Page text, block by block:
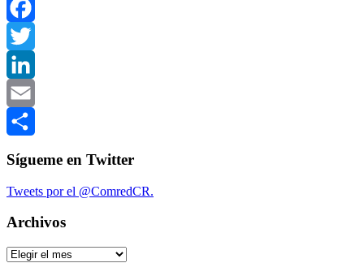
WhatsApp
Facebook
Twitter
LinkedIn
Email
Sígueme en Twitter
Tweets por el @ComredCR.
Archivos
Archivos